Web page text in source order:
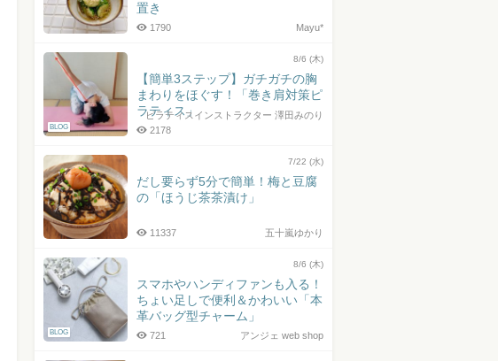
置き
Mayu*
1790
BLOG
8/6 (木)
【簡単3ステップ】ガチガチの胸
まわりをほぐす！「巻き肩対策ピ
ラティス」
ピラティスインストラクター 澤田みのり
2178
7/22 (水)
だし要らず5分で簡単！梅と豆腐
の「ほうじ茶茶漬け」
五十嵐ゆかり
11337
BLOG
8/6 (木)
スマホやハンディファンも入る！
ちょい足しで便利＆かわいい「本
革バッグ型チャーム」
アンジェ web shop
721